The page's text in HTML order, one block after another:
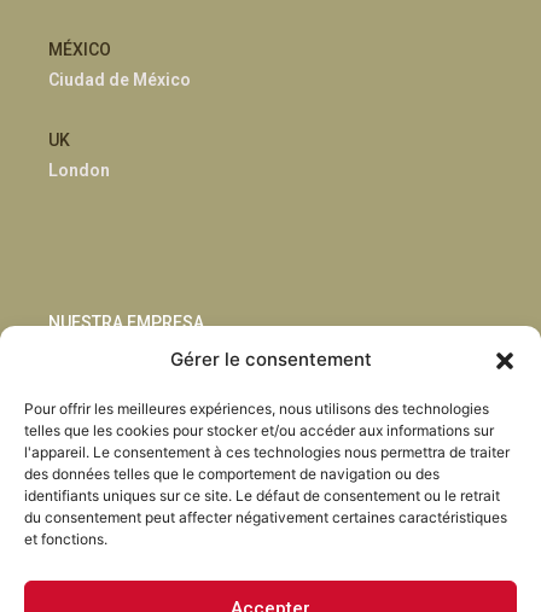
Gérer le consentement
Pour offrir les meilleures expériences, nous utilisons des technologies
telles que les cookies pour stocker et/ou accéder aux informations sur
l'appareil. Le consentement à ces technologies nous permettra de traiter
des données telles que le comportement de navigation ou des
identifiants uniques sur ce site. Le défaut de consentement ou le retrait
du consentement peut affecter négativement certaines caractéristiques
et fonctions.
MÉXICO
Ciudad de México
UK
London
NUESTRA EMPRESA
Innovación
Blog
Habla con nosotros